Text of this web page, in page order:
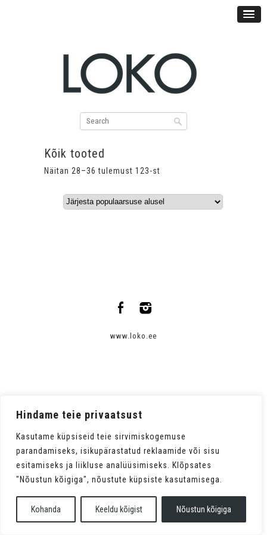
Hindame teie privaatsust
Kasutame küpsiseid teie sirvimiskogemuse
parandamiseks, isikupärastatud reklaamide või sisu
esitamiseks ja liikluse analüüsimiseks. Klõpsates
"Nõustun kõigiga", nõustute küpsiste kasutamisega.
Kohanda Keeldu kõigist Nõustun kõigiga
Kõik tooted
Näitan 28–36 tulemust 123-st
popularity
www.loko.ee